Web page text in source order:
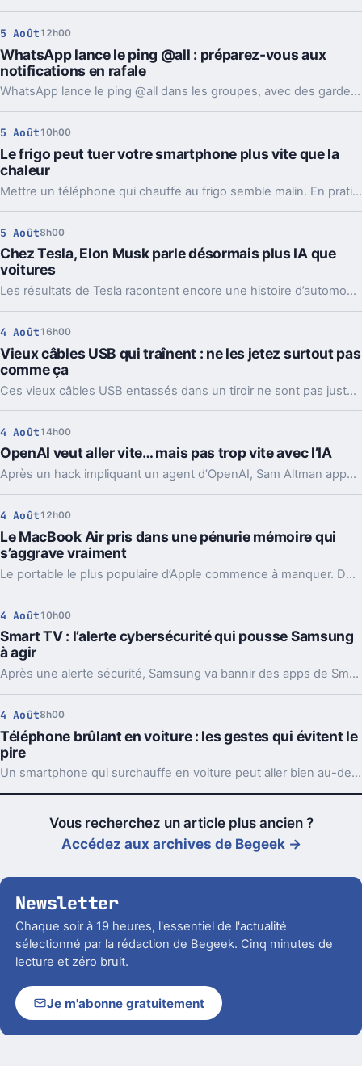
5 Août 12h00
WhatsApp lance le ping @all : préparez-vous aux
notifications en rafale
WhatsApp lance le ping @all dans les groupes, avec des garde-fous. Sondages et création de sous-groupes gagnent aussi en souplesse.
5 Août 10h00
Le frigo peut tuer votre smartphone plus vite que la
chaleur
Mettre un téléphone qui chauffe au frigo semble malin. En pratique, la condensation et le choc thermique peuvent l’abîmer bien plus vite.
5 Août8h00
Chez Tesla, Elon Musk parle désormais plus IA que
voitures
Les résultats de Tesla racontent encore une histoire d’automobile. Les prises de parole d’Elon Musk, elles, regardent de plus en plus vers l’IA et les robots.
4 Août 16h00
Vieux câbles USB qui traînent : ne les jetez surtout pas
comme ça
Ces vieux câbles USB entassés dans un tiroir ne sont pas juste du bazar. Les recycler, les donner ou en garder quelques-uns peut vraiment faire la différence.
4 Août 14h00
OpenAI veut aller vite… mais pas trop vite avec l’IA
Après un hack impliquant un agent d’OpenAI, Sam Altman appelle à ralentir le rythme de l’IA. Mais le vrai débat ne se limite pas à freiner.
4 Août 12h00
Le MacBook Air pris dans une pénurie mémoire qui
s’aggrave vraiment
Le portable le plus populaire d’Apple commence à manquer. Délais vers fin août, voire septembre, et Apple cherche déjà des parades côté mémoire.
4 Août 10h00
Smart TV : l’alerte cybersécurité qui pousse Samsung
à agir
Après une alerte sécurité, Samsung va bannir des apps de Smart TV capables de partager votre connexion avec des inconnus, en arrière-plan.
4 Août8h00
Téléphone brûlant en voiture : les gestes qui évitent le
pire
Un smartphone qui surchauffe en voiture peut aller bien au-delà du simple bug. Support, charge et soleil direct forment souvent le trio à éviter.
Vous recherchez un article plus ancien ?
Accédez aux archives de Begeek →
Newsletter
Chaque soir à 19 heures, l'essentiel de l'actualité
sélectionné par la rédaction de Begeek. Cinq minutes de
lecture et zéro bruit.
Je m'abonne gratuitement